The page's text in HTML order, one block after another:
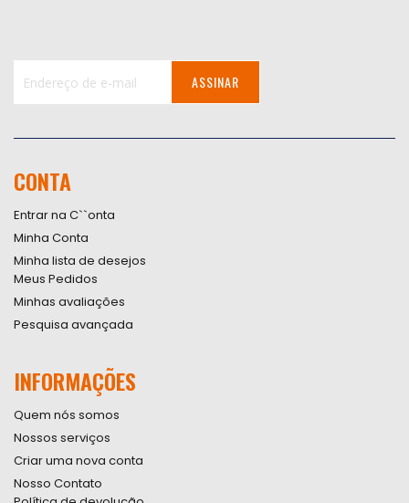
Newsletter:
ASSINAR
CONTA
Entrar na C``onta
Minha Conta
Minha lista de desejos
Meus Pedidos
Minhas avaliações
Pesquisa avançada
INFORMAÇÕES
Quem nós somos
Nossos serviços
Criar uma nova conta
Nosso Contato